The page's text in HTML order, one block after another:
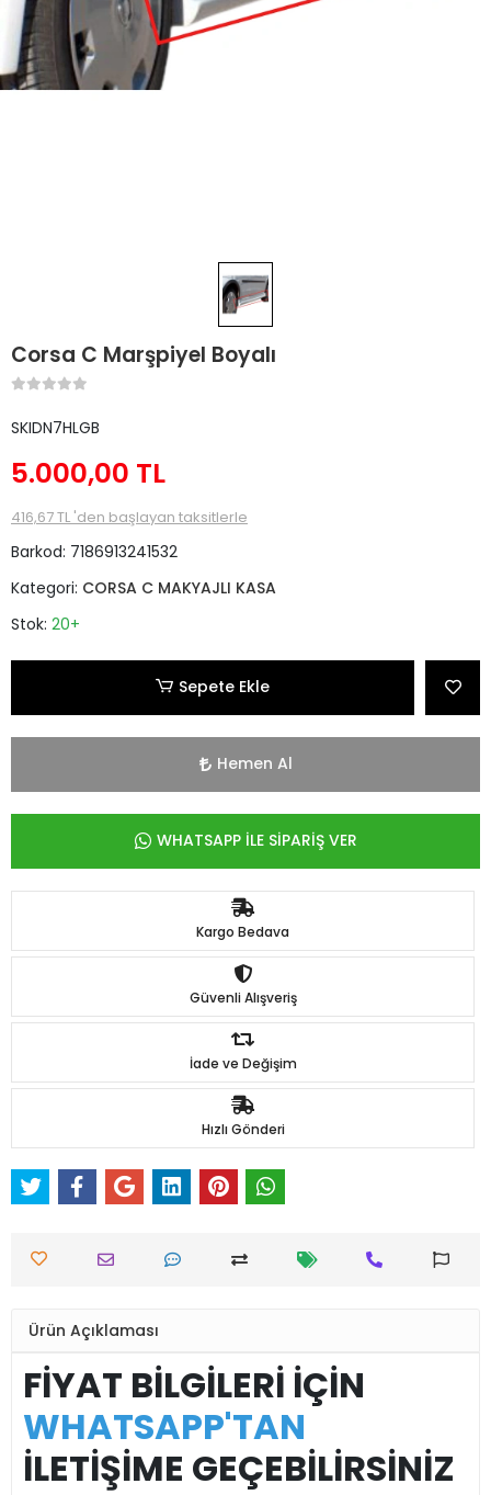
Corsa C Marşpiyel Boyalı
SKIDN7HLGB
5.000,00 TL
416,67 TL 'den başlayan taksitlerle
Barkod: 7186913241532
Kategori: CORSA C MAKYAJLI KASA
Stok: 20+
Sepete Ekle
Hemen Al
WHATSAPP İLE SİPARİŞ VER
Kargo Bedava
Güvenli Alışveriş
İade ve Değişim
Hızlı Gönderi
Ürün Açıklaması
FİYAT BİLGİLERİ İÇİN
WHATSAPP'TAN
İLETİŞİME GEÇEBİLİRSİNİZ